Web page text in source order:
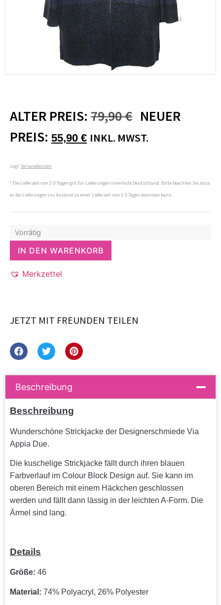
ALTER PREIS: 79,90€ NEUER
PREIS: 55,90 € INKL. MWST.
zzgl.Versandkosten
* Die Lieferzeit von 2-3 Tagen gilt für Lieferungen innerhalb Deutschland. Bitte beachten Sie, dass
es bei Lieferungen ins Ausland zu einer Lieferzeit von 3-5 Tagen kommen kann.
Vorrätig
IN DEN WARENKORB
Merkzettel
JETZT MIT FREUNDEN TEILEN
Beschreibung
Beschreibung
Wunderschöne Strickjacke der Designerschmiede Via
Appia Due.
Die kuschelige Strickjacke fällt durch ihren blauen
Farbverlauf im Colour Block Design auf. Sie kann im
oberen Bereich mit einem Häckchen geschlossen
werden und fällt dann lässig in der leichten A-Form. Die
Ärmel sind lang.
Details
Größe: 46
Material: 74% Polyacryl, 26% Polyester